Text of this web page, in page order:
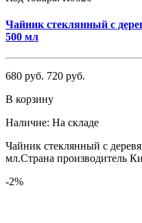
Чайник стеклянный с
500 мл
680 руб. 720 руб.
В корзину
Наличие: На складе
Чайник стеклянный с
мл.Страна производитель
-2%